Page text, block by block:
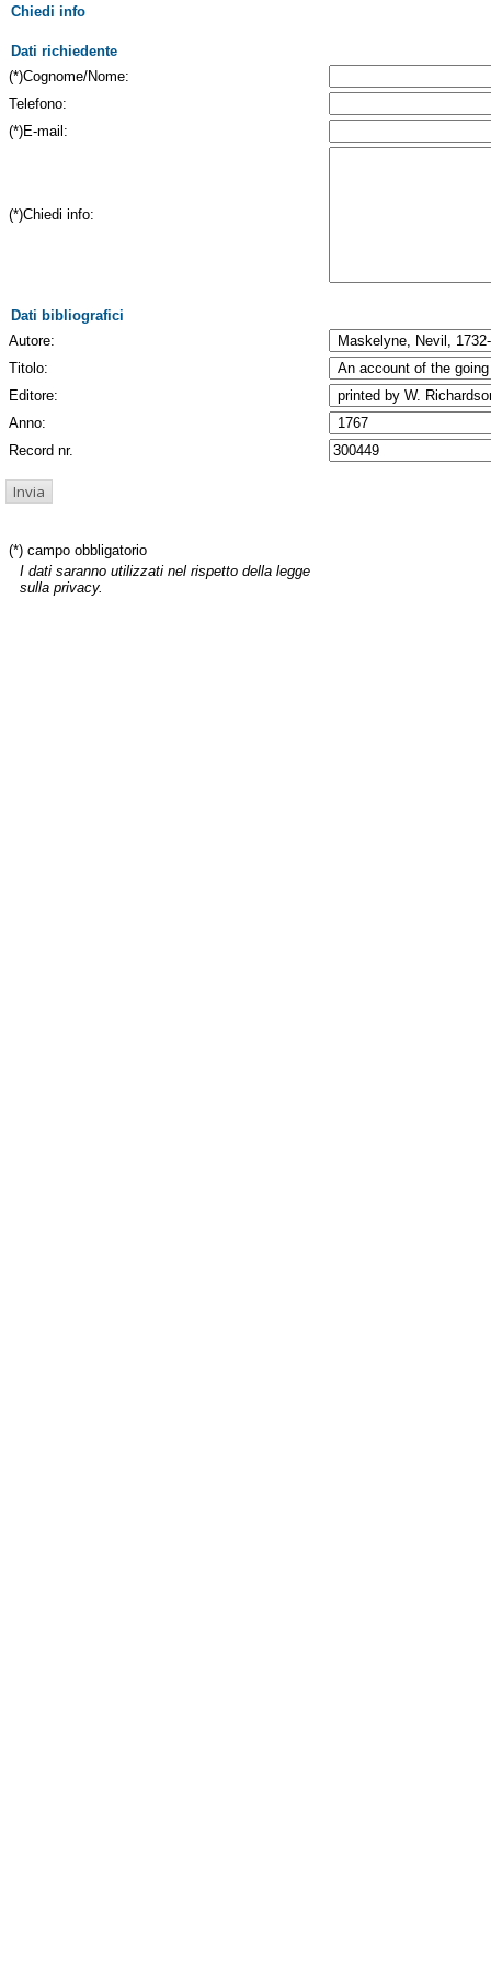
Chiedi info
Dati richiedente
(*)Cognome/Nome:
Telefono:
(*)E-mail:
(*)Chiedi info:
Dati bibliografici
Autore:
Titolo:
Editore:
Anno:
Record nr.
(*) campo obbligatorio
I dati saranno utilizzati nel rispetto della legge
sulla privacy.